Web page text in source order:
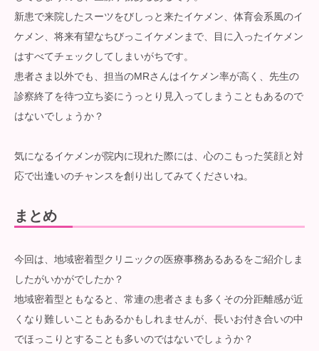
新患で来院したスーツをびしっと来たイケメン、体育会系風のイ
ケメン、将来有望なちびっこイケメンまで、目に入ったイケメン
はすべてチェックしてしまいがちです。
患者さま以外でも、担当のMRさんはイケメン率が高く、先生の
診察終了を待つ立ち姿にうっとり見入ってしまうこともあるので
はないでしょうか？
気になるイケメンが院内に現れた際には、心のこもった笑顔と対
応で出逢いのチャンスを創り出してみてくださいね。
まとめ
今回は、地域密着型クリニックの医療事務あるあるをご紹介しま
したがいかがでしたか？
地域密着型ともなると、常連の患者さまも多くその分距離感が近
くなり難しいこともあるかもしれませんが、長いお付き合いの中
でほっこりとすることも多いのではないでしょうか？